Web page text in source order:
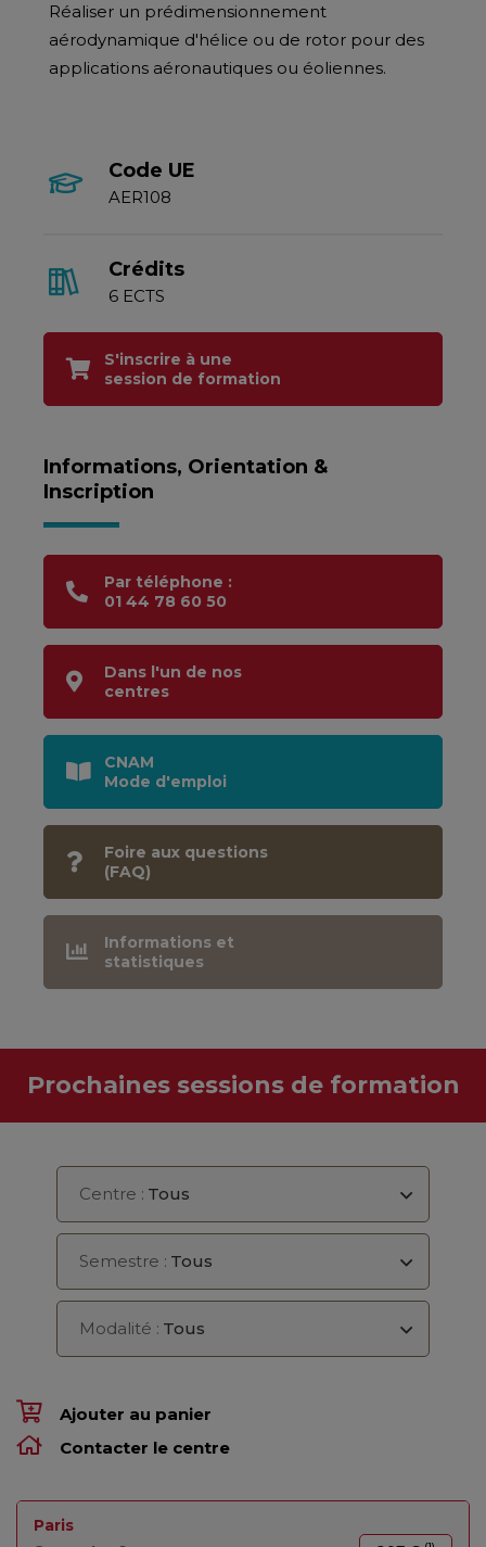
Réaliser un prédimensionnement
aérodynamique d'hélice ou de rotor pour des
applications aéronautiques ou éoliennes.
Code UE
AER108
Crédits
6 ECTS
S'inscrire à une
session de formation
Informations, Orientation &
Inscription
Par téléphone :
01 44 78 60 50
Dans l'un de nos
centres
CNAM
Mode d'emploi
Foire aux questions
(FAQ)
Informations et
statistiques
Prochaines sessions de formation
Centre : Tous
Semestre : Tous
Modalité : Tous
Ajouter au panier
Contacter le centre
Paris